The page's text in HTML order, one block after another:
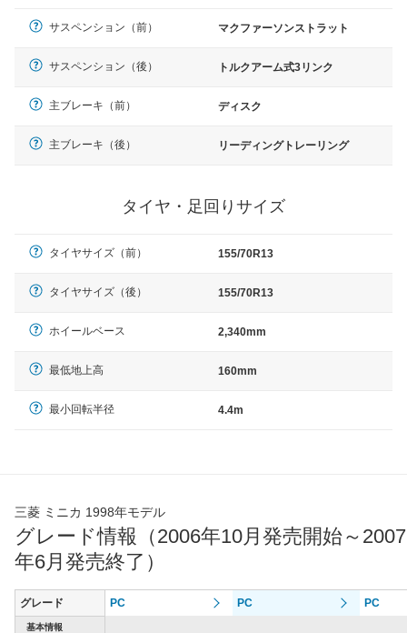
サスペンション（前） マクファーソンストラット
サスペンション（後） トルクアーム式3リンク
主ブレーキ（前） ディスク
主ブレーキ（後） リーディングトレーリング
タイヤ・足回りサイズ
タイヤサイズ（前） 155/70R13
タイヤサイズ（後） 155/70R13
ホイールベース 2,340mm
最低地上高 160mm
最小回転半径 4.4m
三菱 ミニカ 1998年モデル
グレード情報（2006年10月発売開始～2007
年6月発売終了）
グレード PC PC PC
基本情報